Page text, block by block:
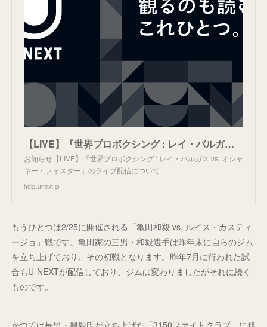
【LIVE】『世界プロボクシング : レイ・バルガス vs. オシャキー・フォスター』のライブ配信について - お知らせ | U-NEXTヘルプセンター
お知らせ【LIVE】『世界プロボクシング : レイ・バルガス vs. オシャ
キー・フォスター』のライブ配信について
help.unext.jp
もうひとつは2/25に開催される「亀田和毅 vs. ルイス・カスティ
ージョ」戦です。亀田家の三男・和毅選手は昨年末に自らのジム
を立ち上げており、その初戦となります。昨年7月に行われた試
合もU-NEXTが配信しており、ジムは変わりましたがそれに続く
ものです。